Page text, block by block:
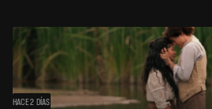
HACE 2 DÍAS